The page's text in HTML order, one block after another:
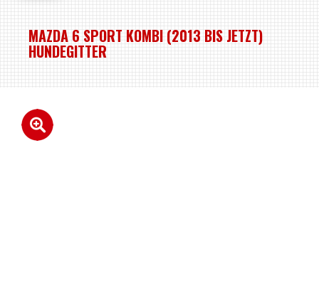
MAZDA 6 SPORT KOMBI (2013 BIS JETZT)
HUNDEGITTER